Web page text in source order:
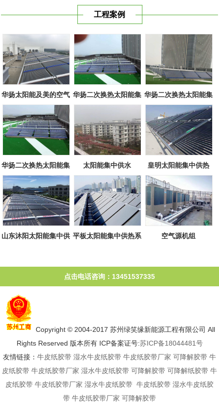
工程案例
华扬太阳能及美的空气 华扬二次换热太阳能集 华扬二次换热太阳能集
中系统
华扬二次换热太阳能集
中系统
太阳能集中供水 皇明太阳能集中供热
山东沐阳太阳能集中供 平板太阳能集中供热系
空气源机组
点击电话咨询：13451537335
Copyright © 2004-2017 苏州绿笑缘新能源工程有限公司 All
Rights Reserved 版本所有 ICP备案证号:苏ICP备18044481号
友情链接： 牛皮纸胶带 湿水牛皮纸胶带 牛皮纸胶带厂家 可降解胶带 牛
皮纸胶带 牛皮纸胶带厂家 湿水牛皮纸胶带 可降解胶带 可降解纸胶带 牛
皮纸胶带 牛皮纸胶带厂家 湿水牛皮纸胶带 牛皮纸胶带 湿水牛皮纸胶
带 牛皮纸胶带厂家 可降解胶带